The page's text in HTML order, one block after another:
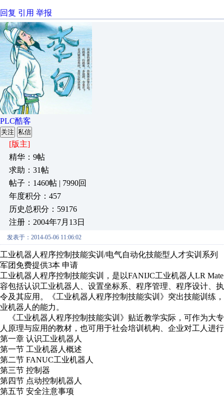
回复 引用 举报
PLC酷客
关注 私信
[版主]
精华：9帖
求助：31帖
帖子：1460帖 | 7990回
年度积分：457
历史总积分：59176
注册：2004年7月13日
发表于：2014-05-06 11:06:02
工业机器人程序控制技能实训/电气自动化技能型人才实训系列
军团免费提供3本 申请
工业机器人程序控制技能实训，是以FANIJC工业机器人LR
容包括认识工业机器人、设置坐标系、程序管理、程序设计、
令及其应用。《工业机器人程序控制技能实训》突出技能训练
业机器人的能力。
《工业机器人程序控制技能实训》贴近教学实际，可作为大
人原理与应用的教材，也可用于社会培训机构、企业对工人进
第一章 认识工业机器人
第一节 工业机器人概述
第二节 FANUC工业机器人
第三节 控制器
第四节 点动控制机器人
第五节 安全注意事项